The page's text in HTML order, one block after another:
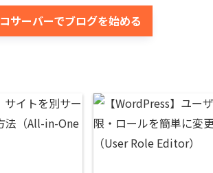
サーバーでブログを始める